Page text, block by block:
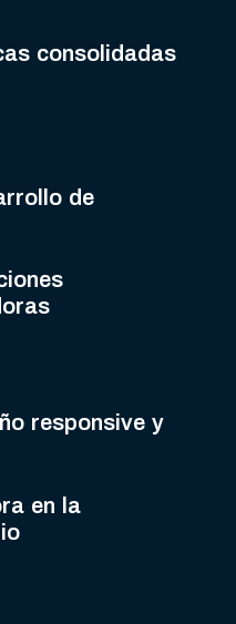
consolidadas
de
responsive y
en la